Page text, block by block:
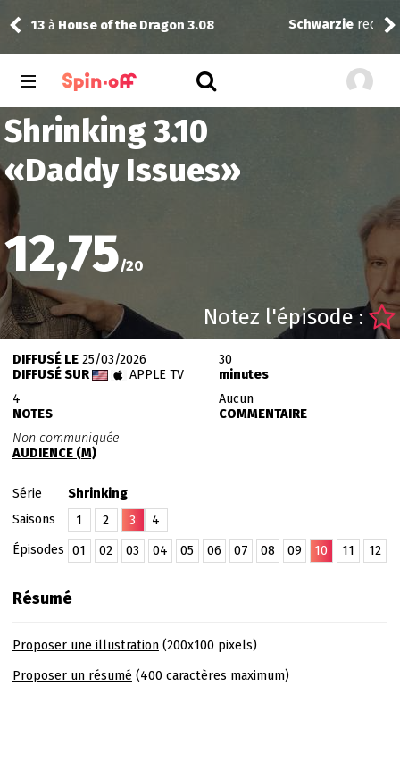
Schwarzie recommande
Shrinking 3.10
«Daddy Issues»
12,75/20
Notez l'épisode :
DIFFUSÉ LE25/03/2026
DIFFUSÉ SUR
APPLE TV
30
minutes
4
NOTES
Aucun
COMMENTAIRE
Non communiquée
AUDIENCE (M)
Série
Shrinking
Saisons
1 2 3
4
Épisodes
01 02 03 04 05 06 07 08 09 10 11 12
Résumé
Proposer une illustration(200x100 pixels)
Proposer un résumé (400 caractères maximum)